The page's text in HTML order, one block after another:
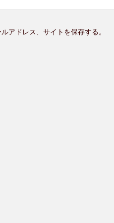
アドレス、サイトを保存する。